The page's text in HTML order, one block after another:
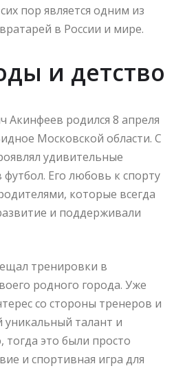
пор является одним из
в России и мире.
и детство
Акинфеев родился 8 апреля
Московской области. С
удивительные
футбол. Его любовь к спорту
которые всегда
и поддерживали
тренировки в
родного города. Уже
со стороны тренеров и
уникальный талант и
тогда это были просто
и спортивная игра для